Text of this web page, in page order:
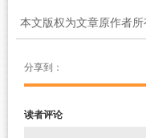
本文版权为文章原作者
分享到：